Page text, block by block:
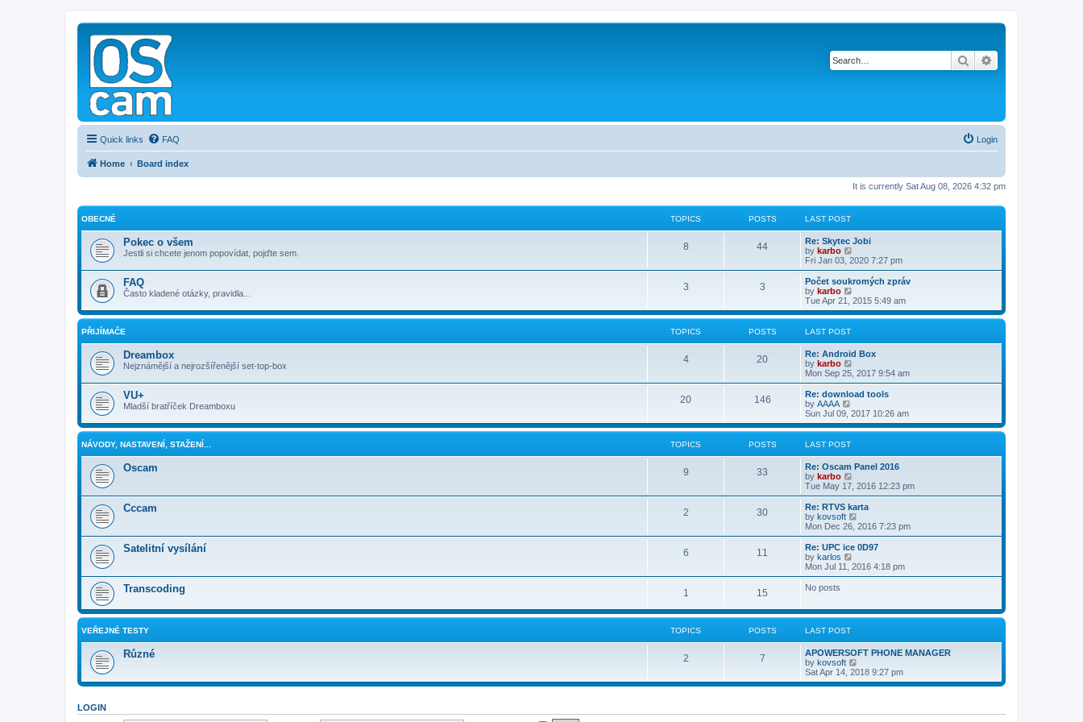
Search
Quick links FAQ Login
Home Board index
It is currently Sat Aug 08, 2026 4:32 pm
OBECNÉ TOPICS POSTS LAST POST
Pokec o všem
Jestli si chcete jenom popovídat, pojďte sem.
8 44
Re: Skytec Jobi
by karbo
i
e
w
h
l
e
s
p
o
s
Fri Jan 03, 2020 7:27 pm
FAQ
Často kladené otázky, pravidla...
3 3
Počet soukromých zpráv
by karbo
i
e
w
l
t
e
s
p
o
s
Tue Apr 21, 2015 5:49 am
PŘIJÍMAČE TOPICS POSTS LAST POST
Dreambox
Nejznámější a nejrozšířenější set-top-box
4 20
Re: Android Box
by karbo
e
w
h
l
e
s
p
o
s
t
Mon Sep 25, 2017 9:54 am
VU+
Mladší bratříček Dreamboxu
20 146
Re: download tools
by AAAA
i
e
w
a
t
e
s
t
p
o
s
t
Sun Jul 09, 2017 10:26 am
NÁVODY, NASTAVENÍ, STAŽENÍ... TOPICS POSTS LAST POST
Oscam 9 33
Re: Oscam Panel 2016
by karbo
e
w
t
h
e
a
t
e
o
s
Tue May 17, 2016 12:23 pm
Cccam 2 30
Re: RTVS karta
by kovsoft
i
e
w
h
e
s
p
o
t
Mon Dec 26, 2016 7:23 pm
Satelitní vysílání 6 11
Re: UPC ice 0D97
by karlos
i
e
e
t
e
s
t
p
Mon Jul 11, 2016 4:18 pm
Transcoding 1 15 No posts
VEŘEJNÉ TESTY TOPICS POSTS LAST POST
Různé 2 7
APOWERSOFT PHONE MANAGER
by kovsoft
i
e
Sat Apr 14, 2018 9:27 pm
LOGIN